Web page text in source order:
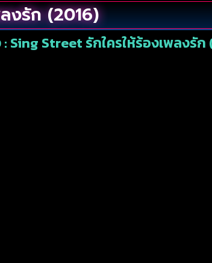
งรัก (2016)
Sing Street รักใครให้ร้องเพลงรัก